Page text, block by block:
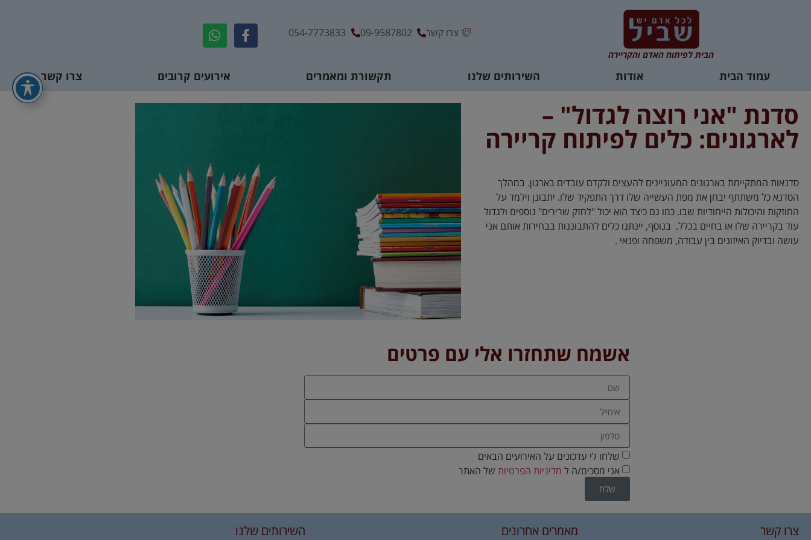
הבית לפיתוח האדם והקריירה
צרו קשר 09-9587802
054-7773833
עמוד הבית אודות השירותים שלנו תקשורת ומאמרים אירועים קרובים צרו קשר
סדנת "אני רוצה לגדול" –
לארגונים: כלים לפיתוח קריירה
סדנאות המתקיימת בארגונים המעוניינים להעצים ולקדם עובדים בארגון. במהלך
הסדנא כל משתתף יבחן את מפת העשייה שלו דרך התפקיד שלו. יתבונן וילמד על
החוזקות והיכולות הייחודיות שבו. כמו גם כיצד הוא יכול "לחזק שרירים" נוספים ולגדול
עוד בקריירה שלו או בחיים בכלל. בנוסף, יינתנו כלים להתבוננות בבחירות אותם אני
עושה ובדיוק האיזונים בין עבודה, משפחה ופנאי .
אשמח שתחזרו אלי עם פרטים
שלחו לי עדכונים על האירועים הבאים
אני מסכים/ה ל מדיניות הפרטיות של האתר
שלח
צרו קשר מאמרים אחרונים השירותים שלנו